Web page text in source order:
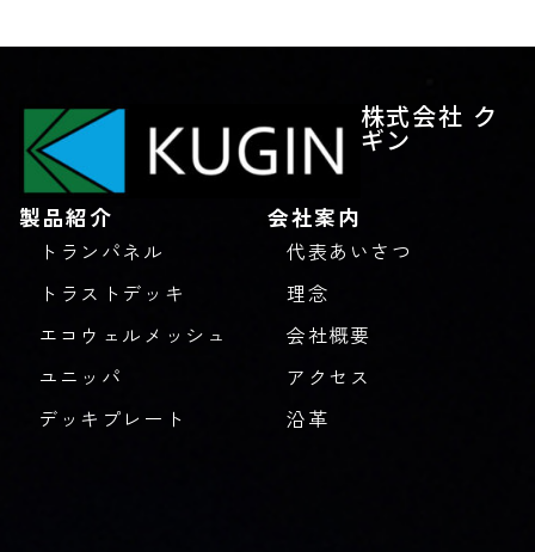
株式会社 ク
ギン
製品紹介
トランパネル
トラストデッキ
エコウェルメッシュ
ユニッパ
デッキプレート
会社案内
代表あいさつ
理念
会社概要
アクセス
沿革